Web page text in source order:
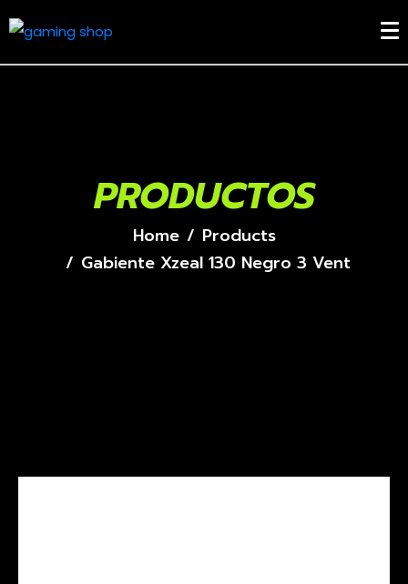
PRODUCTOS
Home
Products
Gabiente Xzeal 130 Negro 3 Vent